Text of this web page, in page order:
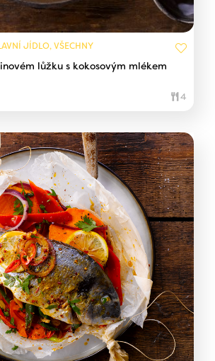
JÍDLO, VŠECHNY
lůžku s kokosovým mlékem
4